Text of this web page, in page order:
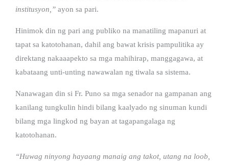
institusyon,” ayon sa pari.
Hinimok din ng pari ang publiko na manatiling mapanuri at
tapat sa katotohanan, dahil ang bawat krisis pampulitika ay
direktang nakaaapekto sa mga mahihirap, manggagawa, at
kabataang unti-unting nawawalan ng tiwala sa sistema.
Nanawagan din si Fr. Puno sa mga senador na gampanan ang
kanilang tungkulin hindi bilang kaalyado ng sinuman kundi
bilang mga lingkod ng bayan at tagapangalaga ng
katotohanan.
“Huwag ninyong hayaang manaig ang takot, utang na loob,